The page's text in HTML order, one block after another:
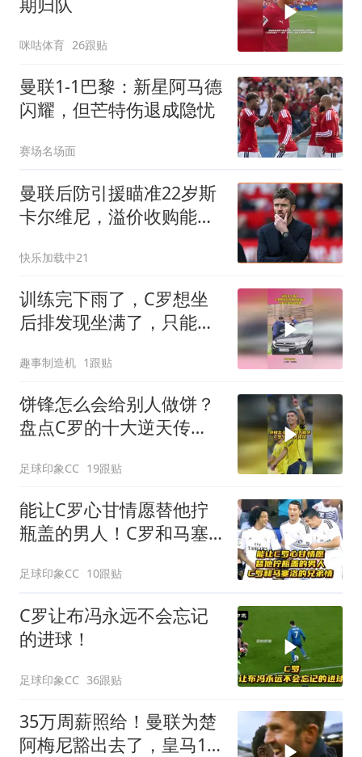
咪咕体育 26跟贴
曼联1-1巴黎：新星阿马德
闪耀，但芒特伤退成隐忧
赛场名场面
曼联后防引援瞄准22岁斯
卡尔维尼，溢价收购能否
快乐加载中21
训练完下雨了，C罗想坐
后排发现坐满了，只能小
趣事制造机 1跟贴
饼锋怎么会给别人做饼？
盘点C罗的十大逆天传
足球印象CC 19跟贴
能让C罗心甘情愿替他拧
瓶盖的男人！C罗和马塞
足球印象CC 10跟贴
C罗让布冯永远不会忘记
的进球！
足球印象CC 36跟贴
35万周薪照给！曼联为楚
阿梅尼豁出去了，皇马1